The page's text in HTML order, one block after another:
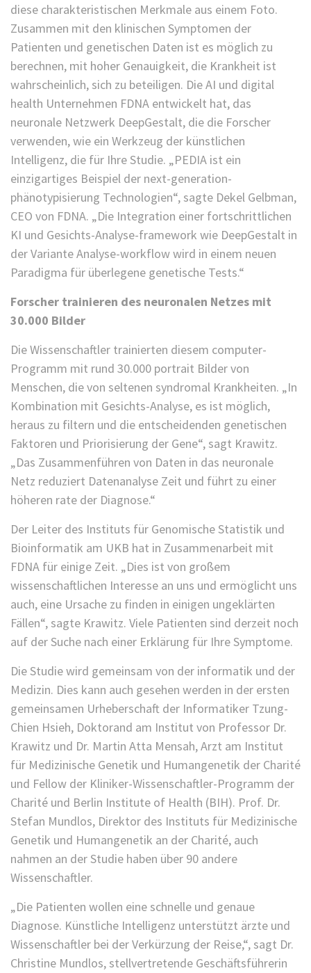
diese charakteristischen Merkmale aus einem Foto.
Zusammen mit den klinischen Symptomen der
Patienten und genetischen Daten ist es möglich zu
berechnen, mit hoher Genauigkeit, die Krankheit ist
wahrscheinlich, sich zu beteiligen. Die AI und digital
health Unternehmen FDNA entwickelt hat, das
neuronale Netzwerk DeepGestalt, die die Forscher
verwenden, wie ein Werkzeug der künstlichen
Intelligenz, die für Ihre Studie. „PEDIA ist ein
einzigartiges Beispiel der next-generation-
phänotypisierung Technologien“, sagte Dekel Gelbman,
CEO von FDNA. „Die Integration einer fortschrittlichen
KI und Gesichts-Analyse-framework wie DeepGestalt in
der Variante Analyse-workflow wird in einem neuen
Paradigma für überlegene genetische Tests.“
Forscher trainieren des neuronalen Netzes mit
30.000 Bilder
Die Wissenschaftler trainierten diesem computer-
Programm mit rund 30.000 portrait Bilder von
Menschen, die von seltenen syndromal Krankheiten. „In
Kombination mit Gesichts-Analyse, es ist möglich,
heraus zu filtern und die entscheidenden genetischen
Faktoren und Priorisierung der Gene“, sagt Krawitz.
„Das Zusammenführen von Daten in das neuronale
Netz reduziert Datenanalyse Zeit und führt zu einer
höheren rate der Diagnose.“
Der Leiter des Instituts für Genomische Statistik und
Bioinformatik am UKB hat in Zusammenarbeit mit
FDNA für einige Zeit. „Dies ist von großem
wissenschaftlichen Interesse an uns und ermöglicht uns
auch, eine Ursache zu finden in einigen ungeklärten
Fällen“, sagte Krawitz. Viele Patienten sind derzeit noch
auf der Suche nach einer Erklärung für Ihre Symptome.
Die Studie wird gemeinsam von der informatik und der
Medizin. Dies kann auch gesehen werden in der ersten
gemeinsamen Urheberschaft der Informatiker Tzung-
Chien Hsieh, Doktorand am Institut von Professor Dr.
Krawitz und Dr. Martin Atta Mensah, Arzt am Institut
für Medizinische Genetik und Humangenetik der Charité
und Fellow der Kliniker-Wissenschaftler-Programm der
Charité und Berlin Institute of Health (BIH). Prof. Dr.
Stefan Mundlos, Direktor des Instituts für Medizinische
Genetik und Humangenetik an der Charité, auch
nahmen an der Studie haben über 90 andere
Wissenschaftler.
„Die Patienten wollen eine schnelle und genaue
Diagnose. Künstliche Intelligenz unterstützt ärzte und
Wissenschaftler bei der Verkürzung der Reise,“, sagt Dr.
Christine Mundlos, stellvertretende Geschäftsführerin